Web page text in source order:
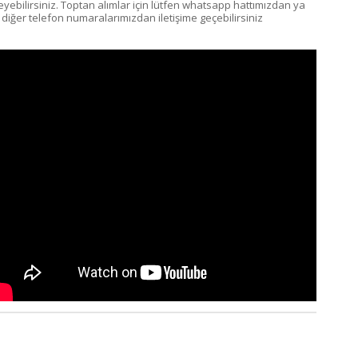
Toptan alımlar için lütfen whatsapp hattımızdan ya
telefon numaralarımızdan iletişime geçebilirsiniz